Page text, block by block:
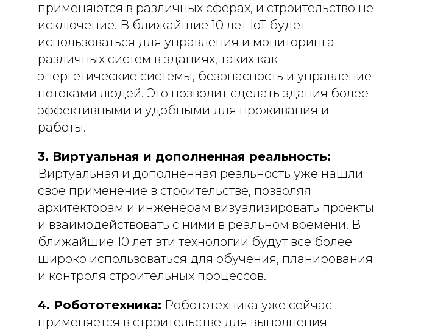
применяются в различных сферах, и строительство не
исключение. В ближайшие 10 лет IoT будет
использоваться для управления и мониторинга
различных систем в зданиях, таких как
энергетические системы, безопасность и управление
потоками людей. Это позволит сделать здания более
эффективными и удобными для проживания и
работы.
3. Виртуальная и дополненная реальность:
Виртуальная и дополненная реальность уже нашли
свое применение в строительстве, позволяя
архитекторам и инженерам визуализировать проекты
и взаимодействовать с ними в реальном времени. В
ближайшие 10 лет эти технологии будут все более
широко использоваться для обучения, планирования
и контроля строительных процессов.
4. Робототехника: Робототехника уже сейчас
применяется в строительстве для выполнения